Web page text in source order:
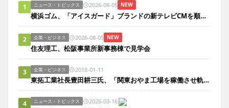
1 ニュース・トピックス 2026-08-05 NEW
横浜ゴム、「アイスガード」ブランドの新テレビCMを順次放映
2 企業・ビジネス 2026-08-05 NEW
住友理工、松阪事業所新事務棟で見学会
3 企業・ビジネス 2018-01-11
東拓工業社長豊田耕三氏、「関東おやま工場を稼働させ軌道に乗せることが課題」
4 ニュース・トピックス 2026-03-16